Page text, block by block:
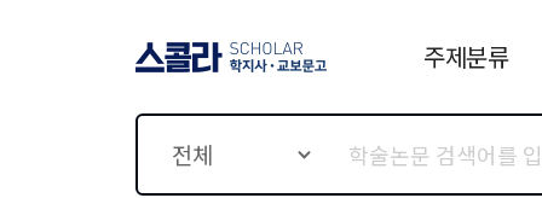
주제분류
전체